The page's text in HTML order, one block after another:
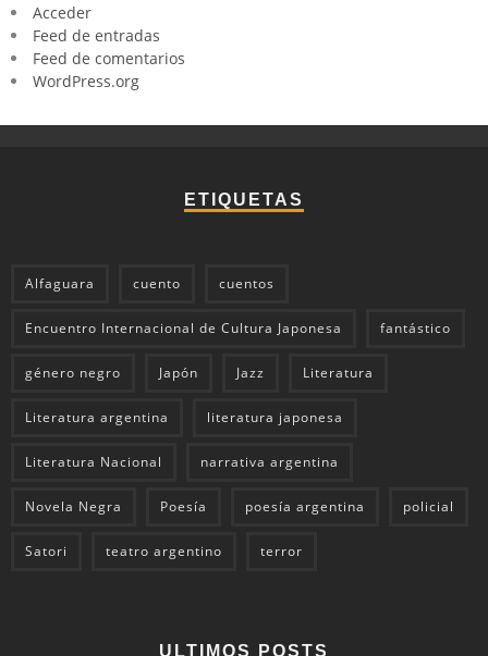
Acceder
Feed de entradas
Feed de comentarios
WordPress.org
ETIQUETAS
Alfaguara cuento cuentos
Encuentro Internacional de Cultura Japonesa fantástico
género negro Japón Jazz Literatura
Literatura argentina literatura japonesa
Literatura Nacional narrativa argentina
Novela Negra Poesía poesía argentina policial
Satori teatro argentino terror
ULTIMOS POSTS